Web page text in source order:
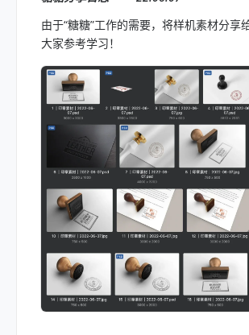
由于“糖糖”工作的需要，将样机素材分享
大家参考学习！